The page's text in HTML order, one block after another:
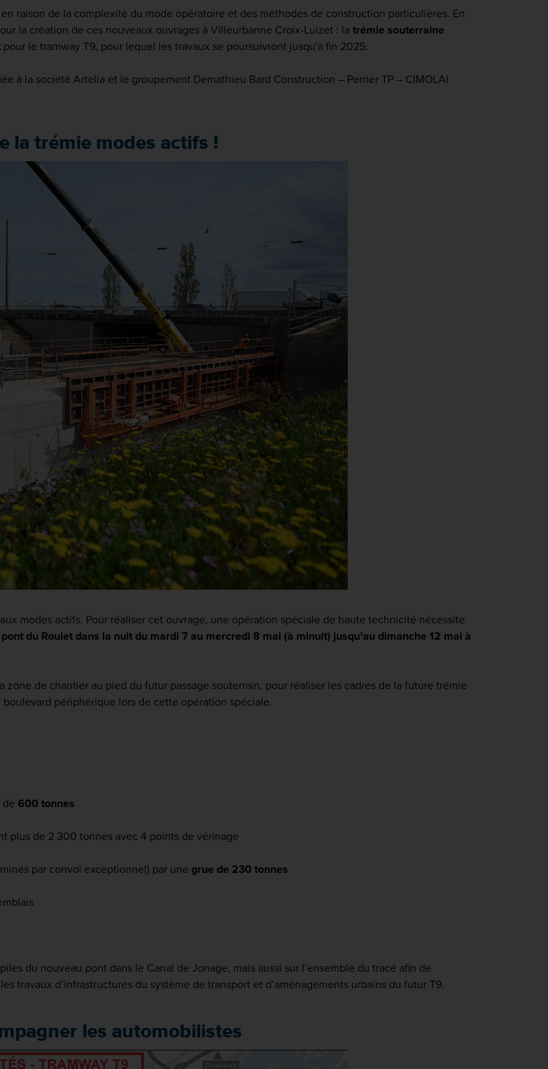
raison de la complexité du mode opératoire et des méthodes de construction particulières. En
la création de ces nouveaux ouvrages à Villeurbanne Croix-Luizet : la trémie souterraine
pour le tramway T9, pour lequel les travaux se poursuivront jusqu'à fin 2025.
à la société Artelia et le groupement Demathieu Bard Construction – Perrier TP – CIMOLAI
la trémie modes actifs !
modes actifs. Pour réaliser cet ouvrage, une opération spéciale de haute technicité nécessite
du Roulet dans la nuit du mardi 7 au mercredi 8 mai (à minuit) jusqu’au dimanche 12 mai à
de chantier au pied du futur passage souterrain, pour réaliser les cadres de la future trémie
périphérique lors de cette opération spéciale.
de 600 tonnes
plus de 2 300 tonnes avec 4 points de vérinage
par convoi exceptionnel) par une grue de 230 tonnes
du nouveau pont dans le Canal de Jonage, mais aussi sur l’ensemble du tracé afin de
travaux d’infrastructures du système de transport et d’aménagements urbains du futur T9.
les automobilistes